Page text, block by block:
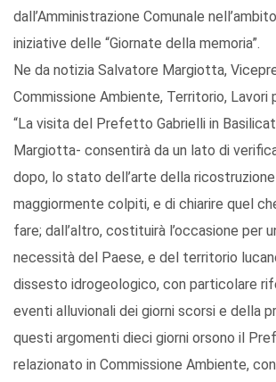
dall’Amministrazione Comunale
iniziative delle “Giornate della memoria”.
Ne da notizia Salvatore Margiotta,
Commissione Ambiente, Territorio, Lavori
“La visita del Prefetto Gabrielli in
Margiotta- consentirà da un lato di
dopo, lo stato dell’arte della
maggiormente colpiti, e di chiarire quel
fare; dall’altro, costituirà l’occasione per
necessità del Paese, e del territorio
dissesto idrogeologico, con particolare
eventi alluvionali dei giorni scorsi e della
questi argomenti dieci giorni orsono il
relazionato in Commissione Ambiente,